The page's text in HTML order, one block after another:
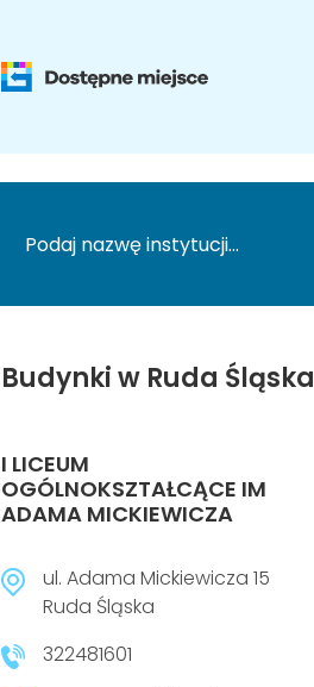
Budynki w Ruda Śląska
I LICEUM
OGÓLNOKSZTAŁCĄCE IM
ADAMA MICKIEWICZA
ul. Adama Mickiewicza 15
Ruda Śląska
322481601